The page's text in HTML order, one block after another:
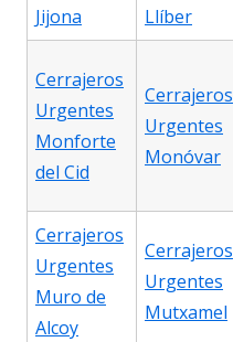
Jijona
Llíber
Cerrajeros
Urgentes
Monforte
del Cid
Cerrajeros
Urgentes
Monóvar
Cerrajeros
Urgentes
Muro de
Alcoy
Cerrajeros
Urgentes
Mutxamel